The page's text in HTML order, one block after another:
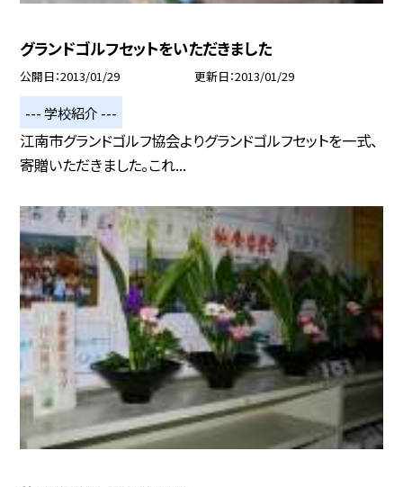
グランドゴルフセットをいただきました
公開日 2013/01/29 更新日 2013/01/29
--- 学校紹介 ---
江南市グランドゴルフ協会よりグランドゴルフセットを一式、
寄贈いただきました。これ...